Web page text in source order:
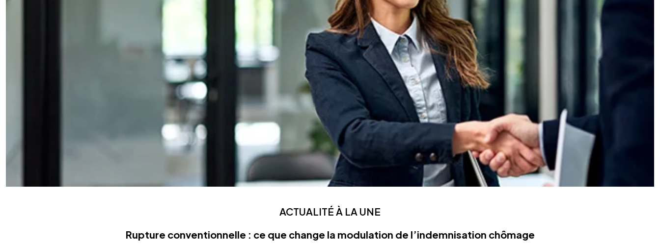
ACTUALITÉ À LA UNE
Rupture conventionnelle : ce que change la modulation de l’indemnisation chômage